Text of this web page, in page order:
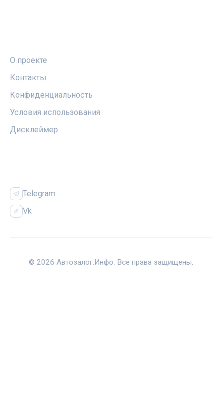
О проекте
Контакты
Конфиденциальность
Условия использования
Дисклеймер
Telegram
Vk
© 2026 Автозалог.Инфо. Все права защищены.